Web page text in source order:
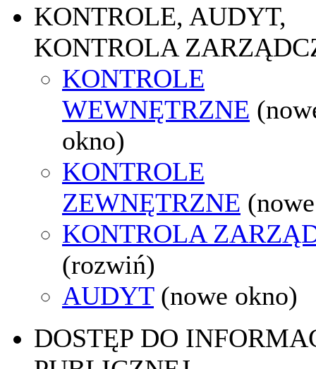
KONTROLE, AUDYT,
KONTROLA
KONTROLE
WEWNĘTRZNE
okno)
KONTROLE
ZEWNĘTRZNE
KONTROLA
(rozwiń)
AUDYT (nowe okno)
DOSTĘP DO